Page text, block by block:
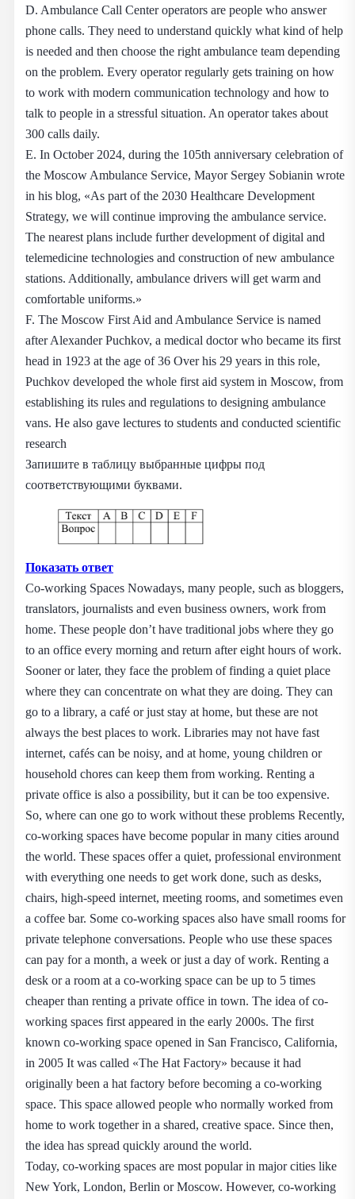
D. Ambulance Call Center operators are people who answer
phone calls. They need to understand quickly what kind of help
is needed and then choose the right ambulance team depending
on the problem. Every operator regularly gets training on how
to work with modern communication technology and how to
talk to people in a stressful situation. An operator takes about
300 calls daily.
E. In October 2024, during the 105th anniversary celebration of
the Moscow Ambulance Service, Mayor Sergey Sobianin wrote
in his blog, «As part of the 2030 Healthcare Development
Strategy, we will continue improving the ambulance service.
The nearest plans include further development of digital and
telemedicine technologies and construction of new ambulance
stations. Additionally, ambulance drivers will get warm and
comfortable uniforms.»
F. The Moscow First Aid and Ambulance Service is named
after Alexander Puchkov, a medical doctor who became its first
head in 1923 at the age of 36 Over his 29 years in this role,
Puchkov developed the whole first aid system in Moscow, from
establishing its rules and regulations to designing ambulance
vans. He also gave lectures to students and conducted scientific
research
Запишите в таблицу выбранные цифры под
соответствующими буквами.
Показать ответ
Co-working Spaces Nowadays, many people, such as bloggers,
translators, journalists and even business owners, work from
home. These people don’t have traditional jobs where they go
to an office every morning and return after eight hours of work.
Sooner or later, they face the problem of finding a quiet place
where they can concentrate on what they are doing. They can
go to a library, a café or just stay at home, but these are not
always the best places to work. Libraries may not have fast
internet, cafés can be noisy, and at home, young children or
household chores can keep them from working. Renting a
private office is also a possibility, but it can be too expensive.
So, where can one go to work without these problems Recently,
co-working spaces have become popular in many cities around
the world. These spaces offer a quiet, professional environment
with everything one needs to get work done, such as desks,
chairs, high-speed internet, meeting rooms, and sometimes even
a coffee bar. Some co-working spaces also have small rooms for
private telephone conversations. People who use these spaces
can pay for a month, a week or just a day of work. Renting a
desk or a room at a co-working space can be up to 5 times
cheaper than renting a private office in town. The idea of co-
working spaces first appeared in the early 2000s. The first
known co-working space opened in San Francisco, California,
in 2005 It was called «The Hat Factory» because it had
originally been a hat factory before becoming a co-working
space. This space allowed people who normally worked from
home to work together in a shared, creative space. Since then,
the idea has spread quickly around the world.
Today, co-working spaces are most popular in major cities like
New York, London, Berlin or Moscow. However, co-working